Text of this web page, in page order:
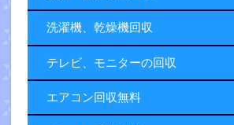
洗濯機、乾燥機回収
テレビ、モニターの回収
エアコン回収無料